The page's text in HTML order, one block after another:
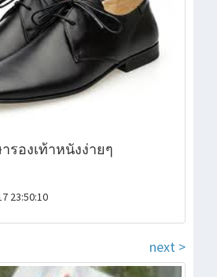
รองเท้าหนังง่ายๆ
23:50:10
next >